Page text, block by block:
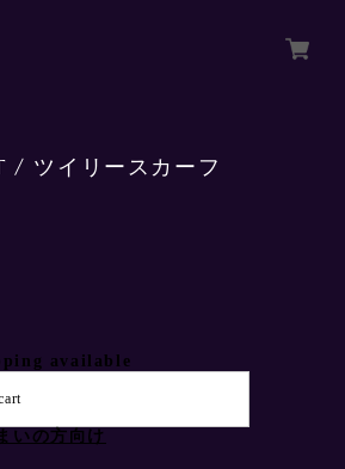
/ ツイリースカーフ
available
いの方向け